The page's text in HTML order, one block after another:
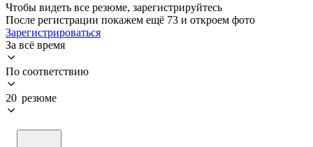
Чтобы видеть все резюме, зарегистрируйтесь
После регистрации покажем ещё 73 и откроем фото
Зарегистрироваться
За всё время
По соответствию
20 резюме